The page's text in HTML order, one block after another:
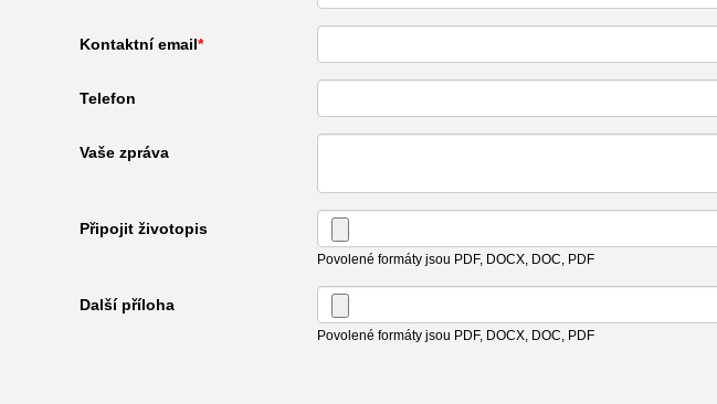
Kontaktní email
Telefon
Vaše zpráva
Připojit životopis
Povolené formáty jsou PDF, DOCX, DOC, PDF
Další příloha
Povolené formáty jsou PDF, DOCX, DOC, PDF